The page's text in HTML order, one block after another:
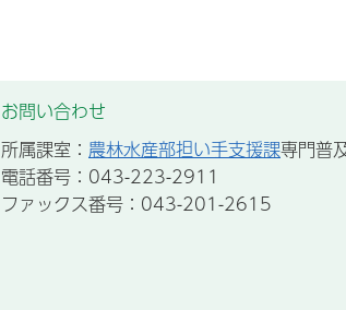
お問い合わせ
所属課室： 農林水産部担い手支援課専門普
電話番号：043-223-2911
ファックス番号：043-201-2615